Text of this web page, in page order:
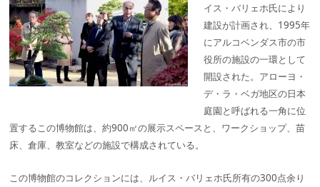
イス・バリェホ氏により
建設が計画され、1995年
にアルコベンダス市の市
役所の施設の一環として
開設された。アローヨ・
デ・ラ・ベガ地区の日本
庭園と呼ばれる一角に位
置するこの博物館は、約900㎡の展示スペースと、ワークショップ、苗
床、倉庫、教室などの施設で構成されている。
この博物館のコレクションには、ルイス・バリェホ氏所有の300点余り